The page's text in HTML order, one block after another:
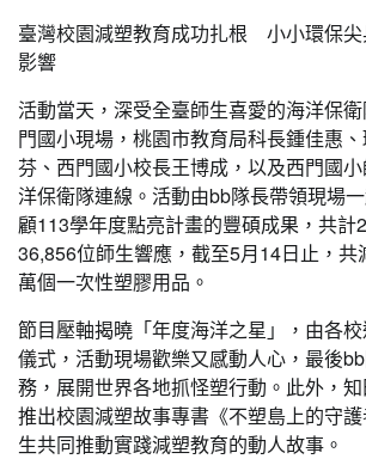
臺灣校園減塑教育成功扎根 小小環保尖
影響
活動當天，深受全臺師生喜愛的海洋保
門國小現場，桃園市教育局科長鍾佳惠
芬、西門國小校長王博成，以及西門國
洋保衛隊連線。活動由bb隊長帶領現場
顧113學年度點亮計畫的豐碩成果，共計
36,856位師生響應，截至5月14日止，共
萬個一次性塑膠用品。
節目壓軸揭曉「年度海洋之星」，由各
儀式，活動現場歡樂又感動人心，最後
務，展開世界各地抓怪塑行動。此外，
推出校園減塑故事專書《不塑島上的守
生共同推動實踐減塑教育的動人故事。